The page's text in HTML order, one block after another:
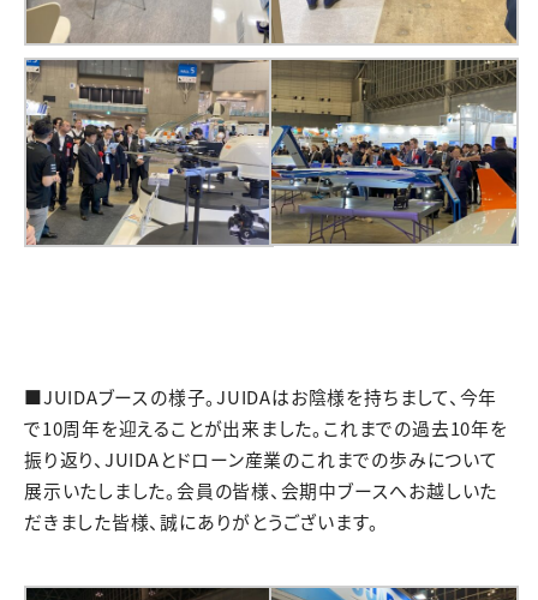
■JUIDAブースの様子。JUIDAはお陰様を持ちまして、今年
で10周年を迎えることが出来ました。これまでの過去10年を
振り返り、JUIDAとドローン産業のこれまでの歩みについて
展示いたしました。会員の皆様、会期中ブースへお越しいた
だきました皆様、誠にありがとうございます。